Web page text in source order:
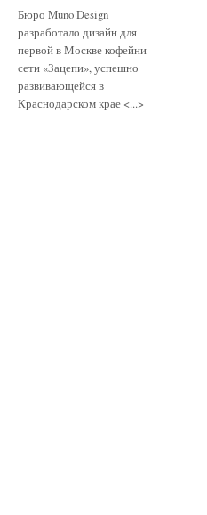
Бюро Muno Design
разработало дизайн для
первой в Москве кофейни
сети «Зацепи», успешно
развивающейся в
Краснодарском крае <...>